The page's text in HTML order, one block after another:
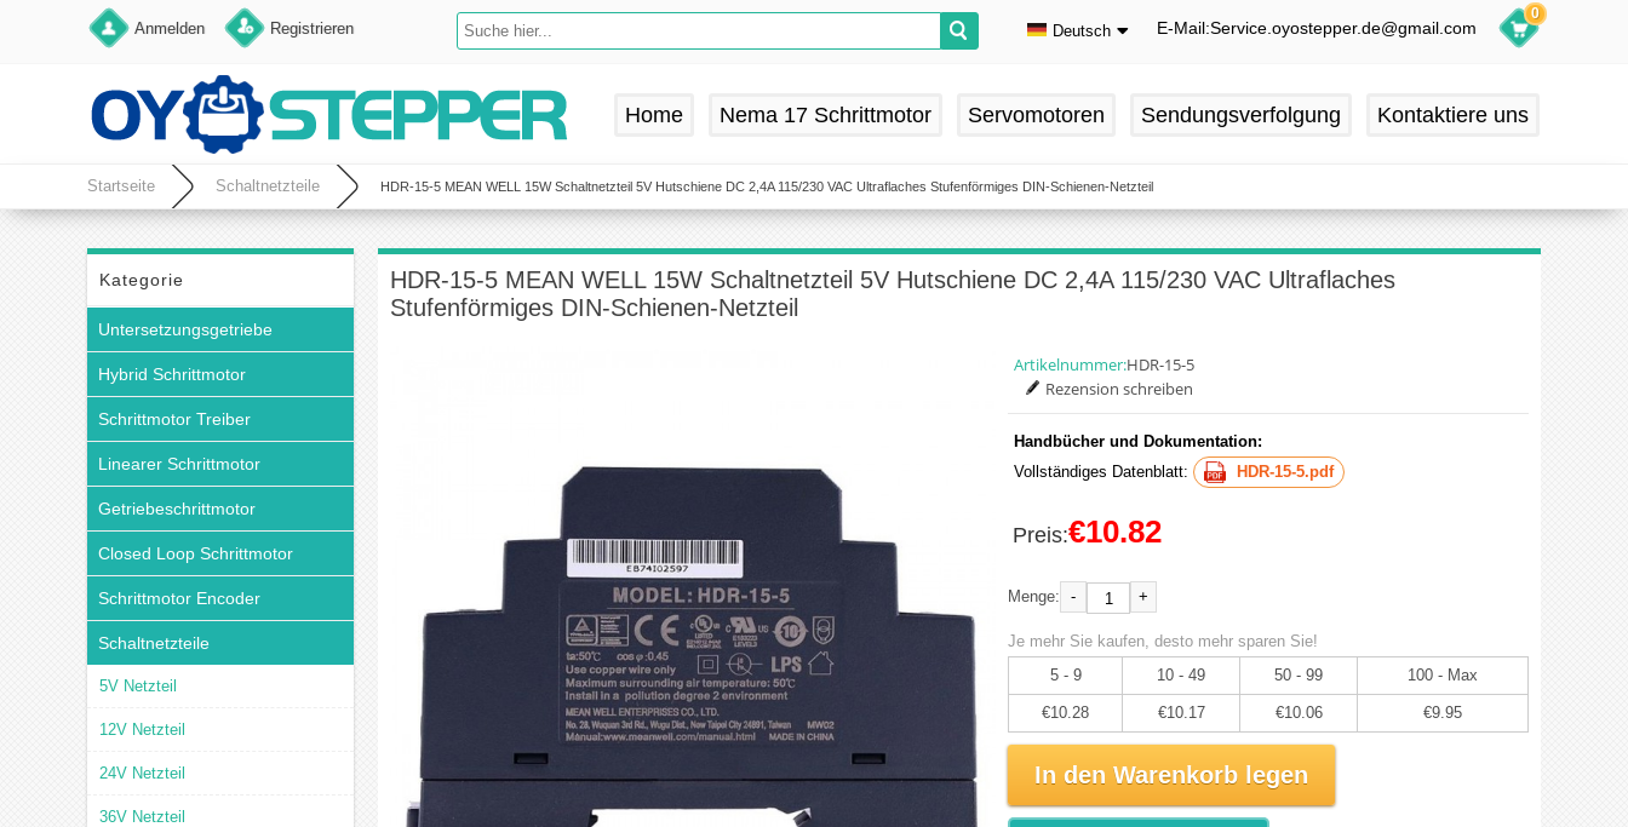
Anmelden Registrieren Deutsch
Deutsch
Español
E-Mail:Service.oyostepper.de@gmail.com
0
Home Nema 17 Schrittmotor Servomotoren Sendungsverfolgung Kontaktiere uns
Startseite Schaltnetzteile HDR-15-5 MEAN WELL 15W Schaltnetzteil 5V Hutschiene DC 2,4A 115/230 VAC Ultraflaches Stufenförmiges DIN-Schienen-Netzteil
Kategorie
Untersetzungsgetriebe
Hybrid Schrittmotor
Schrittmotor Treiber
Linearer Schrittmotor
Getriebeschrittmotor
Closed Loop Schrittmotor
Schrittmotor Encoder
Schaltnetzteile
5V Netzteil
12V Netzteil
24V Netzteil
36V Netzteil
HDR-15-5 MEAN WELL 15W Schaltnetzteil 5V Hutschiene DC 2,4A 115/230 VAC Ultraflaches
Stufenförmiges DIN-Schienen-Netzteil
Artikelnummer:HDR-15-5
Rezension schreiben
Handbücher und Dokumentation:
Vollständiges Datenblatt:
HDR-15-5.pdf
Preis:€10.82
Menge: - +
Je mehr Sie kaufen, desto mehr sparen Sie!
5 - 9
10 - 49 50 - 99 100 - Max
€10.28 €10.17 €10.06 €9.95
In den Warenkorb legen